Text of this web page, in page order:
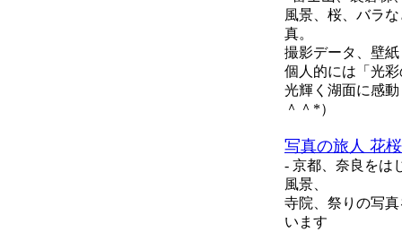
風景、桜、バラ
真。
撮影データ、壁
個人的には「光
光輝く湖面に感
＾＾*）
写真の旅人 花
- 京都、奈良をは
風景、
寺院、祭りの写真
います